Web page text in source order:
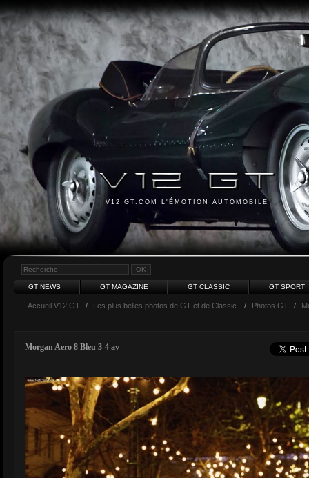
V12 GT.COM L'ÉMOTION AUTOMOBILE
GT NEWS GT MAGAZINE GT CLASSIC GT SPORT
Accueil V12 GT / Les plus belles photos de GT et de Classic. / Photos GT /
Morgan Aero 8 Bleu 3-4 av